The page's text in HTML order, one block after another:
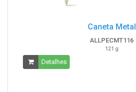
Caneta Metal
ALLPECMT116
121 g
Detalhes